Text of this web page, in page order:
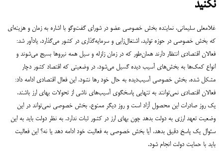
نکنید
غلامعلی سلیمانی، نماینده بخش خصوصی عضو در شورای گفت‌وگو با اشاره به زمان و هزینه‌ای
که بخش خصوصی در حوزه تولید، اشتغال‌زایی و سرمایه‌گذاری در کشور می‌گذارد، یادآور شد:
فعالان اقتصادی انتظار دارند همان‌طور که در زمان زلزله و سیل همه نیروها بسیج می‌شوند و
انواع کمک‌ها به بخش‌های آسیب دیده گسیل می‌شود، در وضعیتی که اقتصاد کشور دچار
مشکل شده، بخش خصوصی آسیب‌دیده به حال خود رها نشود.این فعال اقتصادی ادامه داد:
فعالان اقتصادی نمی‌توانند به تنهایی پاسخگوی آسیب‌های ناشی از تحولات بهای ارز باشند.
یک روز صادرات این محصول آزاد است و روز دیگر ممنوع، بخش خصوصی نمی‌تواند در این
وضعیت تعهد ارزی به دولت بدهد چون بهای ارز در کشور ثبات ندارد. به نظر دولت باید به این
سئوال یک پاسخ دقیق بدهد، آیا بخش خصوصی به فعالیت خود ادامه دهد یا نه؟ این فعالیت
باید با حمایت دولت انجام شود.